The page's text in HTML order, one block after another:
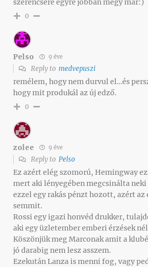
szerencsére egyre jobban megy már:)
0
Pelso 9 éve
Reply to medvepuszi
remélem, hogy nem durvul el…és
hogy mit produkál az új edző.
0
zolee 9 éve
Reply to Pelso
Ez azért elég szomorú, Hemingway
mert aki lényegében megcsinálta neki
ezzel egy rakás pénzt hozott, azért
semmit.
Rossi egy igazi honvéd drukker,
aki egy üzletember emberi érzések
Köszönjük meg Marconak amit a
jó darabig nem lesz asszem.
Ezekután Lanza is menni fog, vagy